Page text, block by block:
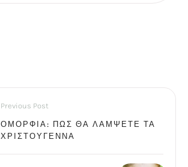
Previous Post
ΟΜΟΡΦΙΆ: ΠΏΣ ΘΑ ΛΆΜΨΕΤΕ ΤΑ
ΧΡΙΣΤΟΎΓΕΝΝΑ